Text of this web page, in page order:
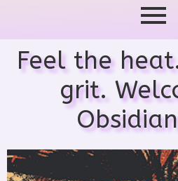
Feel the
grit.